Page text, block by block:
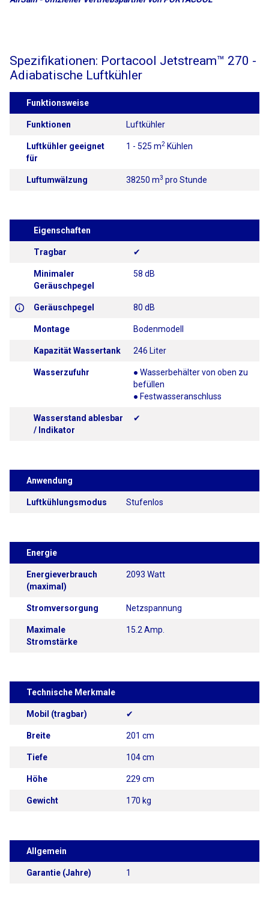
Spezifikationen: Portacool Jetstream™ 270 -
Adiabatische Luftkühler
Funktionsweise
Funktionen Luftkühler
Luftkühler geeignet
für
1 - 525 m2 Kühlen
Luftumwälzung 38250 m3 pro Stunde
Eigenschaften
Tragbar ✔
Minimaler
Geräuschpegel
58 dB
Geräuschpegel 80 dB
Montage Bodenmodell
Kapazität Wassertank 246 Liter
Wasserzufuhr
● Wasserbehälter von oben zu
befüllen
● Festwasseranschluss
Wasserstand ablesbar
/ Indikator
✔
Anwendung
Luftkühlungsmodus Stufenlos
Energie
Energieverbrauch
(maximal)
2093 Watt
Stromversorgung Netzspannung
Maximale
Stromstärke
15.2 Amp.
Technische Merkmale
Mobil (tragbar) ✔
Breite 201 cm
Tiefe 104 cm
Höhe 229 cm
Gewicht 170 kg
Allgemein
Garantie (Jahre) 1